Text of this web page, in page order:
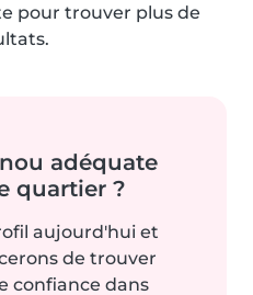
pour trouver plus de
adéquate
quartier ?
aujourd'hui et
de trouver
confiance dans